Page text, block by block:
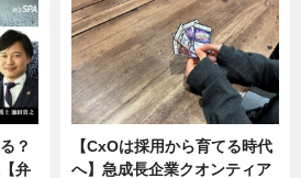
？
弁
【CxOは採用から育てる時代
へ】急成長企業クオンティア